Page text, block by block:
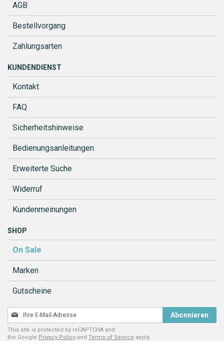
AGB
Bestellvorgang
Zahlungsarten
KUNDENDIENST
Kontakt
FAQ
Sicherheitshinweise
Bedienungsanleitungen
Erweiterte Suche
Widerruf
Kundenmeinungen
SHOP
On Sale
Marken
Gutscheine
Melden
Sie
sich
für
Abonnieren
This site is protected by reCAPTCHA and
the Google Privacy Policy and Terms of Service apply.